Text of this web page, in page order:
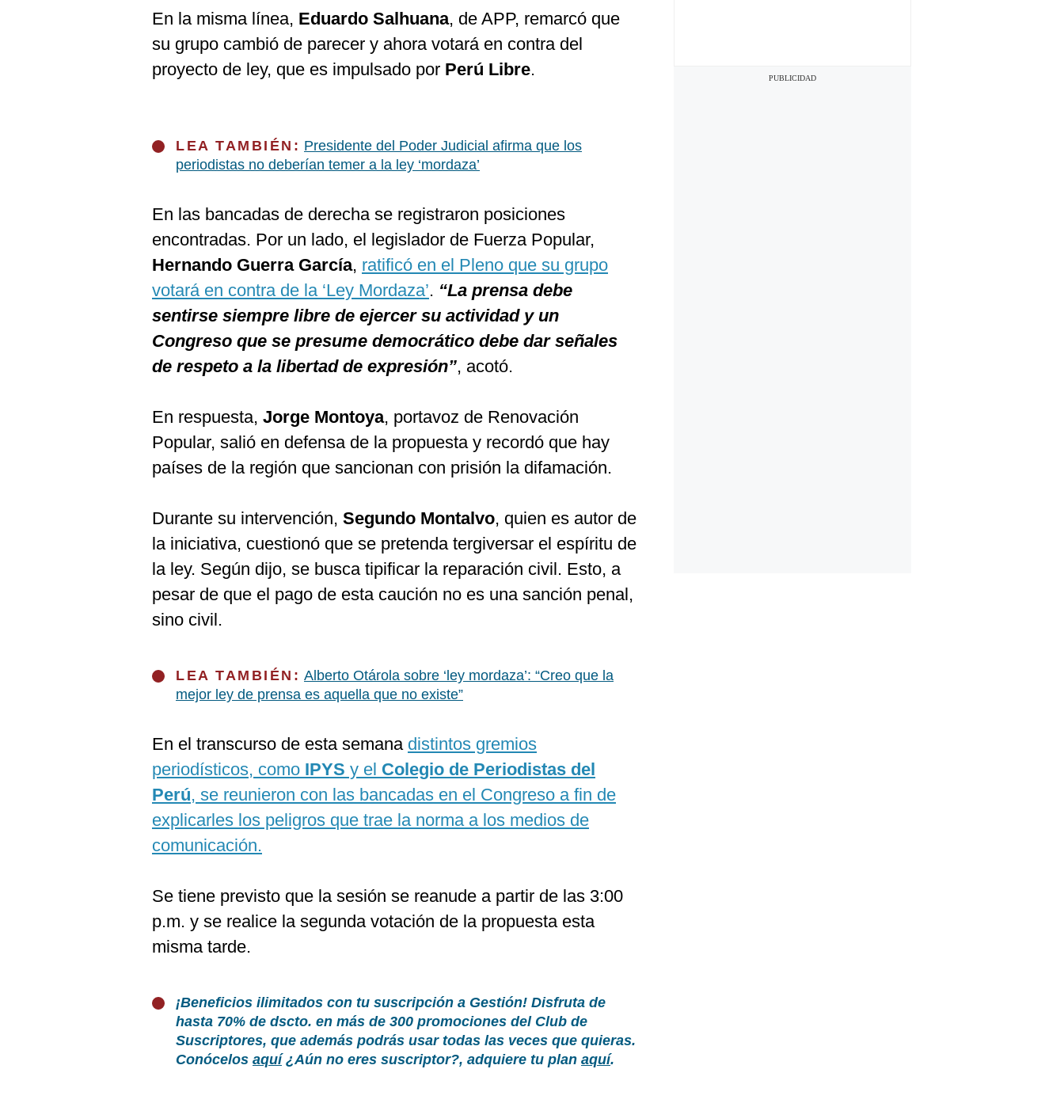
En la misma línea, Eduardo Salhuana, de APP, remarcó que
su grupo cambió de parecer y ahora votará en contra del
proyecto de ley, que es impulsado por Perú Libre.
LEA TAMBIÉN: Presidente del Poder Judicial afirma que los
periodistas no deberían temer a la ley ‘mordaza’
En las bancadas de derecha se registraron posiciones
encontradas. Por un lado, el legislador de Fuerza Popular,
Hernando Guerra García, ratificó en el Pleno que su grupo
votará en contra de la ‘Ley Mordaza’. “La prensa debe
sentirse siempre libre de ejercer su actividad y un
Congreso que se presume democrático debe dar señales
de respeto a la libertad de expresión”, acotó.
En respuesta, Jorge Montoya, portavoz de Renovación
Popular, salió en defensa de la propuesta y recordó que hay
países de la región que sancionan con prisión la difamación.
Durante su intervención, Segundo Montalvo, quien es autor de
la iniciativa, cuestionó que se pretenda tergiversar el espíritu de
la ley. Según dijo, se busca tipificar la reparación civil. Esto, a
pesar de que el pago de esta caución no es una sanción penal,
sino civil.
LEA TAMBIÉN: Alberto Otárola sobre ‘ley mordaza’: “Creo que la
mejor ley de prensa es aquella que no existe”
En el transcurso de esta semana distintos gremios
periodísticos, como IPYS y el Colegio de Periodistas del
Perú, se reunieron con las bancadas en el Congreso a fin de
explicarles los peligros que trae la norma a los medios de
comunicación.
Se tiene previsto que la sesión se reanude a partir de las 3:00
p.m. y se realice la segunda votación de la propuesta esta
misma tarde.
¡Beneficios ilimitados con tu suscripción a Gestión! Disfruta de
hasta 70% de dscto. en más de 300 promociones del Club de
Suscriptores, que además podrás usar todas las veces que quieras.
Conócelos aquí¿Aún no eres suscriptor?, adquiere tu plan aquí.